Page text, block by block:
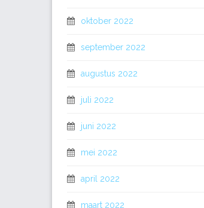
oktober 2022
september 2022
augustus 2022
juli 2022
juni 2022
mei 2022
april 2022
maart 2022